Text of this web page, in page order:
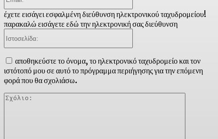
έχετε εισάγει εσφαλμένη διεύθυνση ηλεκτρονικού ταχυδρομείου!
παρακαλώ εισάγετε εδώ την ηλεκτρονική σας διεύθυνση
αποθηκεύστε το όνομα, το ηλεκτρονικό ταχυδρομείο και τον
ιστότοπό μου σε αυτό το πρόγραμμα περιήγησης για την επόμενη
φορά που θα σχολιάσω.